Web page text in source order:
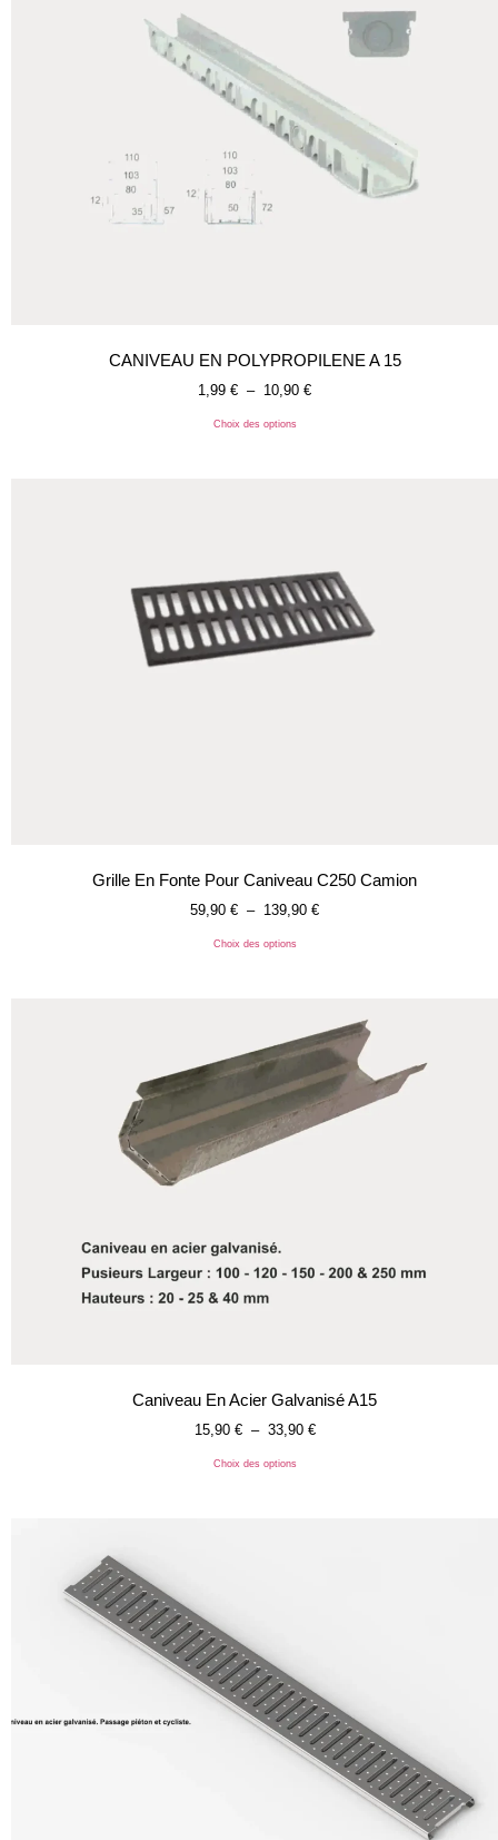
CANIVEAU EN POLYPROPILENE A 15
1,99 € – 10,90 €
Choix des options
Grille En Fonte Pour Caniveau C250 Camion
59,90 € – 139,90 €
Choix des options
Caniveau En Acier Galvanisé A15
15,90 € – 33,90 €
Choix des options